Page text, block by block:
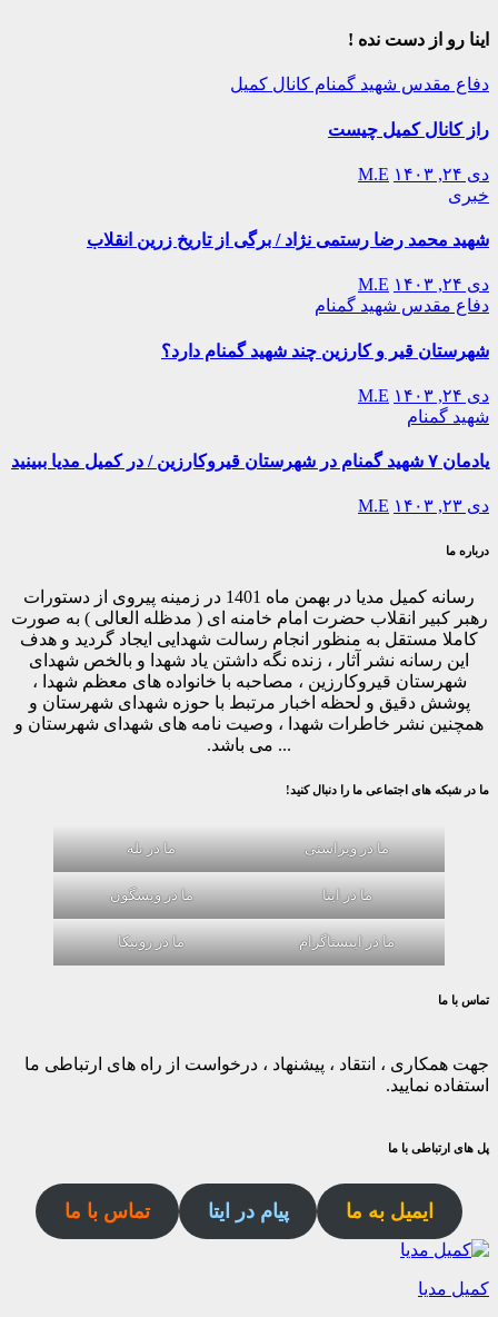
اینا رو از دست نده !
دفاع مقدس شهید گمنام کانال کمیل
راز کانال کمیل چیست
دی ۲۴, ۱۴۰۳
M.E
خبری
شهید محمد رضا رستمی نژاد / برگی از تاریخ زرین انقلاب
دی ۲۴, ۱۴۰۳
M.E
دفاع مقدس شهید گمنام
شهرستان قیر و کارزین چند شهید گمنام دارد؟
دی ۲۴, ۱۴۰۳
M.E
شهید گمنام
یادمان ۷ شهید گمنام در شهرستان قیروکارزین / در کمیل مدیا ببینید
دی ۲۳, ۱۴۰۳ M.E
درباره ما
رسانه کمیل مدیا در بهمن ماه 1401 در زمینه پیروی از دستورات
رهبر کبیر انقلاب حضرت امام خامنه ای ( مدظله العالی ) به صورت
کاملا مستقل به منظور انجام رسالت شهدایی ایجاد گردید و هدف
این رسانه نشر آثار ، زنده نگه داشتن یاد شهدا و بالخص شهدای
شهرستان قیروکارزین ، مصاحبه با خانواده های معظم شهدا ،
پوشش دقیق و لحظه اخبار مرتبط با حوزه شهدای شهرستان و
همچنین نشر خاطرات شهدا ، وصیت نامه های شهدای شهرستان و
... می باشد.
ما در شبکه های اجتماعی ما را دنبال کنید!
ما در ویراستی ما در بله
ما در ایتا ما در ویسگون
ما در اینستاگرام ما در روبیکا
تماس با ما
جهت همکاری ، انتقاد ، پیشنهاد ، درخواست از راه های ارتباطی ما
استفاده نمایید.
پل های ارتباطی با ما
ایمیل به ما پیام در ایتا تماس با ما
کمیل مدیا